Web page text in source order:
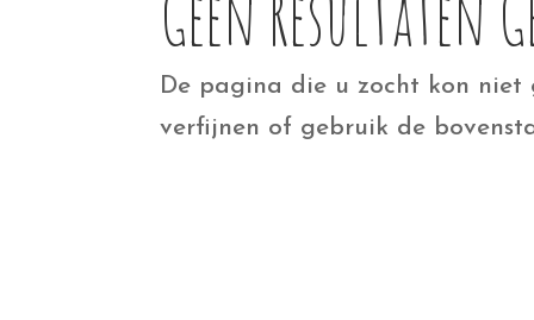
De pagina die u zocht kon niet
verfijnen of gebruik de